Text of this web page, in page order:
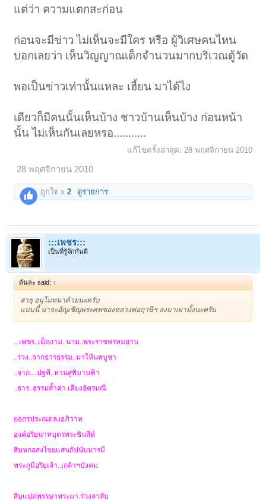
แต่ว่า ความแตกสะก่อน
ก่อนจะมีข่าว ไม่เห็นจะมีใคร หรือ ผู้วิเศษคนไหน
บอกเลยว่า เห็นวิญญาณเด็กจำนวนมากบริเวณตู้วัด
พอเป็นข่าวเท่านั้นแหละ เฮี้ยน มาได้ไง
เดียวก็มีคนนั้นเห็นบ้าง ชาวบ้านเห็นบ้าง ก่อนหน้า
นั้น ไม่เห็นกันเลยหรอ...........
แก้ไขครั้งล่าสุด: 28 พฤศจิกายน 2010
28 พฤศจิกายน 2010
ถูกใจ x2 ดูรายการ
:::เพชร:::
เป็นที่รู้จักกันดี
ต้นละ said: ↑
สาธุ อนุโมทนาด้วยนะครับ
แบบนี้ น่าจะอัญเชิญพระศพของหลวงพ่อฤาษีฯ ลงมาเผามั้งนะครับ
...เพชร..เม็ดงาม..นาม..พระราชพรหมยาน
..ร่วง..จากธารธรรม..มาให้นพบูชา
..จาก....ปฐพี..หวนสู่พิมานฟ้า
..ธาร..ธรรมล้ำค่า.เคียงอัครมณี
ยอกรประณตลงอภิวาท
องค์อริยนาทบุตรพระชินสีห์
สิบหกอสงไขยแสนกัปนับบารมี
พระภูมีอริยเจ้า..เกล้าฯบังคม
สิบแปดพรรษาพระมา.ร่วงลาลับ